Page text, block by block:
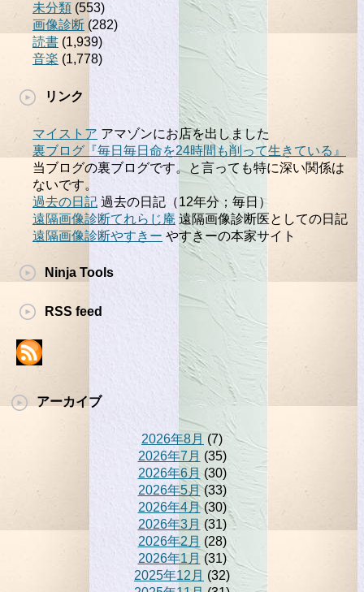
未分類 (553)
画像診断 (282)
読書 (1,939)
音楽 (1,778)
リンク
マイストア アマゾンにお店を出しました
裏ブログ『毎日毎日命を24時間も削って生きている』
当ブログの裏ブログです。と言っても特に深い関係は
ないです。
過去の日記 過去の日記（12年分；毎日）
遠隔画像診断てれらじ庵 遠隔画像診断医としての日記
遠隔画像診断やすきー やすきーの本家サイト
Ninja Tools
RSS feed
アーカイブ
2026年8月 (7)
2026年7月 (35)
2026年6月 (30)
2026年5月(33)
2026年4月(30)
2026年3月 (31)
2026年2月 (28)
2026年1月 (31)
2025年12月 (32)